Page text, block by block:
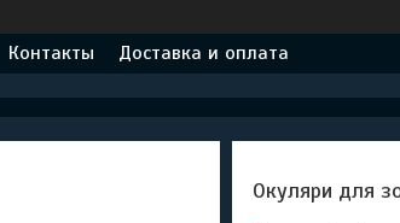
Контакты Доставка и оплата
Окуляри для